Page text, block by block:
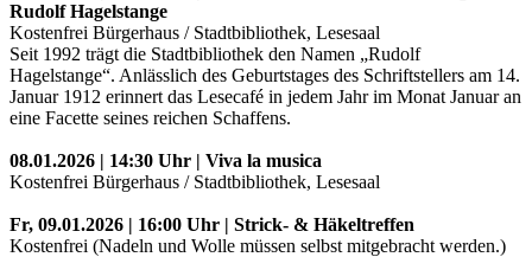
Rudolf Hagelstange
Kostenfrei Bürgerhaus / Stadtbibliothek, Lesesaal
Seit 1992 trägt die Stadtbibliothek den Namen „Rudolf
Hagelstange“. Anlässlich des Geburtstages des Schriftstellers am 14.
Januar 1912 erinnert das Lesecafé in jedem Jahr im Monat Januar an
eine Facette seines reichen Schaffens.
08.01.2026 | 14:30 Uhr | Viva la musica
Kostenfrei Bürgerhaus / Stadtbibliothek, Lesesaal
Fr, 09.01.2026 | 16:00 Uhr | Strick- & Häkeltreffen
Kostenfrei (Nadeln und Wolle müssen selbst mitgebracht werden.)